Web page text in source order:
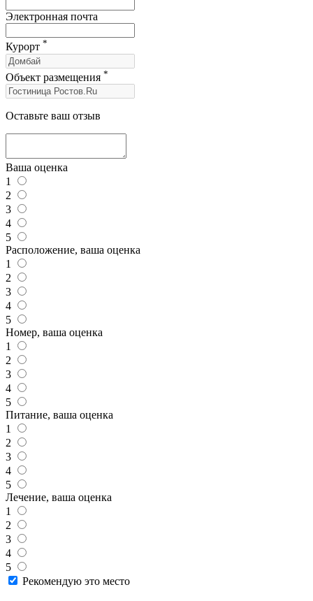
Электронная почта
Курорт *
Объект размещения *
Оставьте ваш отзыв
Ваша оценка
1
2
3
4
5
Расположение, ваша оценка
1
2
3
4
5
Номер, ваша оценка
1
2
3
4
5
Питание, ваша оценка
1
2
3
4
5
Лечение, ваша оценка
1
2
3
4
5
Рекомендую это место